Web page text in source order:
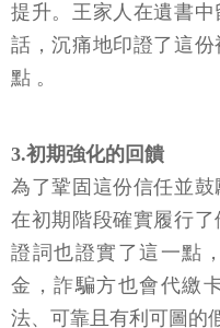
提升。王家人在遺書
話，沉痛地印證了這
點 。
3.初期強化的回饋
為了鞏固這份信任並
在初期階段確實履行
證詞也證實了這一點
金，詐騙方也會代繳
法、可靠且有利可圖的